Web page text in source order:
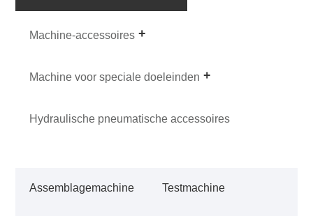
Machine-accessoires
Machine voor speciale doeleinden
Hydraulische pneumatische accessoires
Assemblagemachine Testmachine